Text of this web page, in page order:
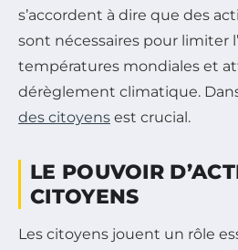
s’accordent à dire que des
sont nécessaires pour limiter
températures mondiales et
dérèglement climatique.
des citoyens est crucial.
LE POUVOIR
CITOYENS
Les citoyens jouent un rôle